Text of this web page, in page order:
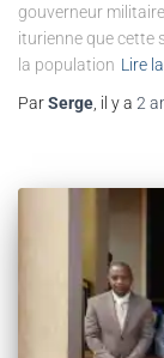
gouverneur
iturienne que cette
la population Lire
ParSerge , il y a 2